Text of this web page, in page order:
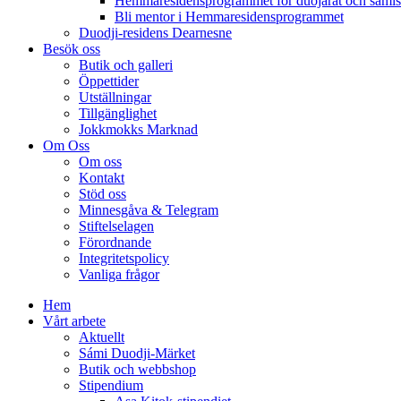
Bli mentor i Hemmaresidensprogrammet
Duodji-residens Dearnesne
Besök oss
Butik och galleri
Öppettider
Utställningar
Tillgänglighet
Jokkmokks Marknad
Om Oss
Om oss
Kontakt
Stöd oss
Minnesgåva & Telegram
Stiftelselagen
Förordnande
Integritetspolicy
Vanliga frågor
Hem
Vårt arbete
Aktuellt
Sámi Duodji-Märket
Butik och webbshop
Stipendium